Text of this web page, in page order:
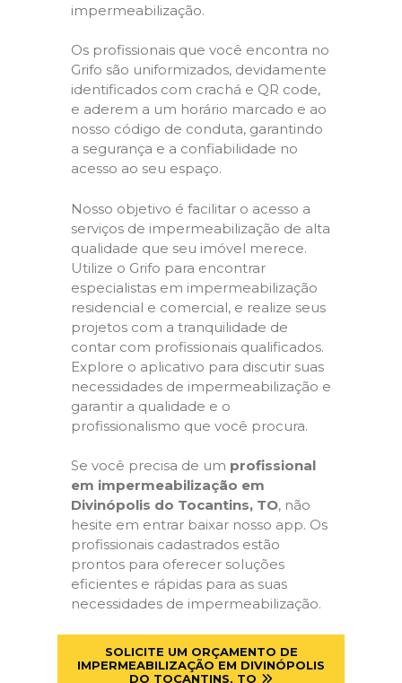
impermeabilização.
Os profissionais que você encontra no
Grifo são uniformizados, devidamente
identificados com crachá e QR code,
e aderem a um horário marcado e ao
nosso código de conduta, garantindo
a segurança e a confiabilidade no
acesso ao seu espaço.
Nosso objetivo é facilitar o acesso a
serviços de impermeabilização de alta
qualidade que seu imóvel merece.
Utilize o Grifo para encontrar
especialistas em impermeabilização
residencial e comercial, e realize seus
projetos com a tranquilidade de
contar com profissionais qualificados.
Explore o aplicativo para discutir suas
necessidades de impermeabilização e
garantir a qualidade e o
profissionalismo que você procura.
Se você precisa de um profissional
em impermeabilização em
Divinópolis do Tocantins, TO, não
hesite em entrar baixar nosso app. Os
profissionais cadastrados estão
prontos para oferecer soluções
eficientes e rápidas para as suas
necessidades de impermeabilização.
SOLICITE UM ORÇAMENTO DE
IMPERMEABILIZAÇÃO EM DIVINÓPOLIS
DO TOCANTINS, TO